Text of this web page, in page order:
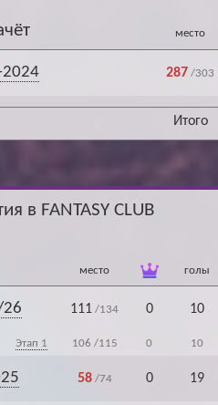
место
2024 287 /303
Итого
в FANTASY CLUB
место голы
26 111 /134 0 10
Этап 1 106 /115 0 10
58/74 0 19